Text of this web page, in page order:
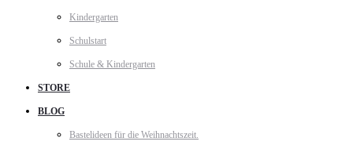
Kindergarten
Schulstart
Schule & Kindergarten
STORE
BLOG
Bastelideen für die Weihnachtszeit.